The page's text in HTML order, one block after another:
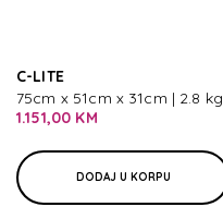
C-LITE
75cm x 51cm x 31cm | 2.8 kg
1.151,00 KM
DODAJ U KORPU